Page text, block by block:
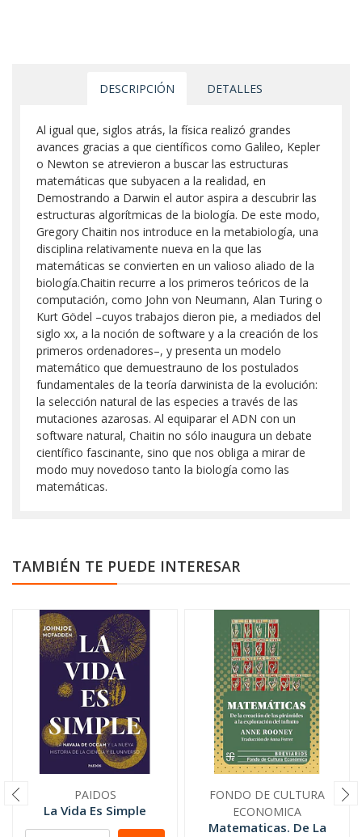
DESCRIPCIÓN DETALLES
Al igual que, siglos atrás, la física realizó grandes
avances gracias a que científicos como Galileo, Kepler
o Newton se atrevieron a buscar las estructuras
matemáticas que subyacen a la realidad, en
Demostrando a Darwin el autor aspira a descubrir las
estructuras algorítmicas de la biología. De este modo,
Gregory Chaitin nos introduce en la metabiología, una
disciplina relativamente nueva en la que las
matemáticas se convierten en un valioso aliado de la
biología.Chaitin recurre a los primeros teóricos de la
computación, como John von Neumann, Alan Turing o
Kurt Gödel –cuyos trabajos dieron pie, a mediados del
siglo xx, a la noción de software y a la creación de los
primeros ordenadores–, y presenta un modelo
matemático que demuestrauno de los postulados
fundamentales de la teoría darwinista de la evolución:
la selección natural de las especies a través de las
mutaciones azarosas. Al equiparar el ADN con un
software natural, Chaitin no sólo inaugura un debate
científico fascinante, sino que nos obliga a mirar de
modo muy novedoso tanto la biología como las
matemáticas.
TAMBIÉN TE PUEDE INTERESAR
PAIDOS
La Vida Es Simple
FONDO DE CULTURA
ECONOMICA
Matematicas. De La